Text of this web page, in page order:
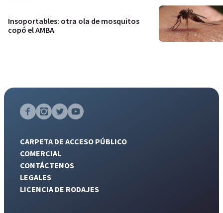
Insoportables: otra ola de mosquitos
copó el AMBA
CARPETA DE ACCESO PÚBLICO
COMERCIAL
CONTÁCTENOS
LEGALES
LICENCIA DE RODAJES